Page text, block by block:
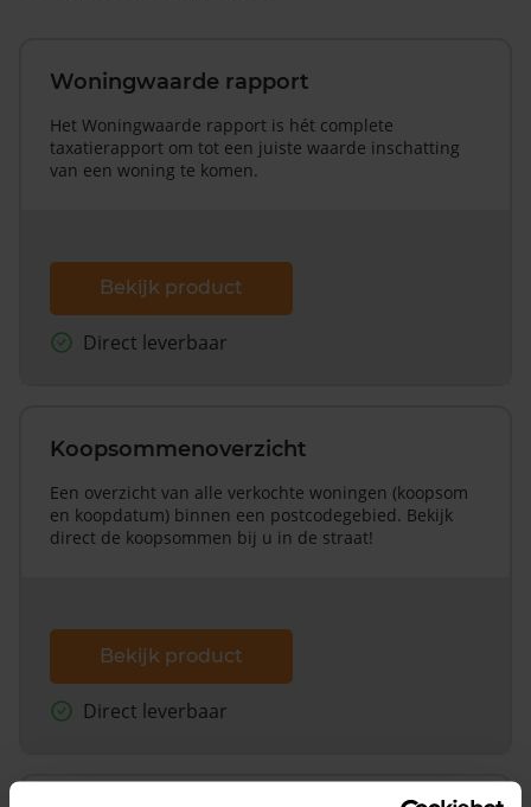
Woningwaarde rapport
Het Woningwaarde rapport is hét complete
taxatierapport om tot een juiste waarde inschatting
van een woning te komen.
Bekijk product
Direct leverbaar
Koopsommenoverzicht
Een overzicht van alle verkochte woningen (koopsom
en koopdatum) binnen een postcodegebied. Bekijk
direct de koopsommen bij u in de straat!
Bekijk product
Direct leverbaar